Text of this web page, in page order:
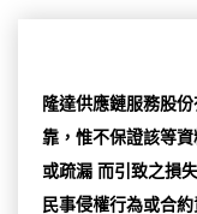
隆達供應鏈服務股
靠，惟不保證該等
或疏漏 而引致之損
民事侵權行為或合